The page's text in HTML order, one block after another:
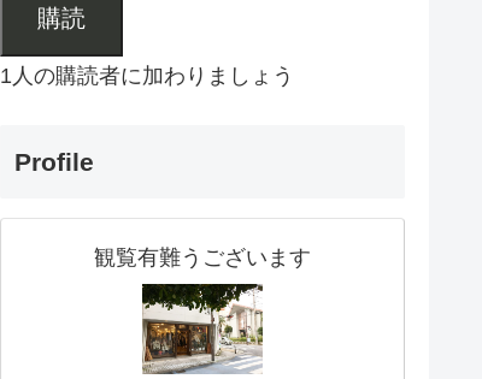
購読
1人の購読者に加わりましょう
Profile
観覧有難うございます